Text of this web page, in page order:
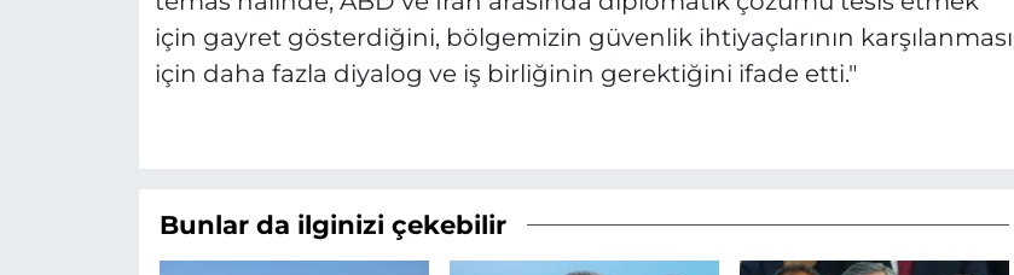
için gayret gösterdiğini, bölgemizin güvenlik ihtiyaçlarının karşılanması
için daha fazla diyalog ve iş birliğinin gerektiğini ifade etti."
Bunlar da ilginizi çekebilir